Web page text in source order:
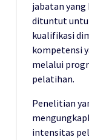
jabatan yang
dituntut
kualifikasi
kompetensi
melalui
pelatihan.
Penelitian
intensitas